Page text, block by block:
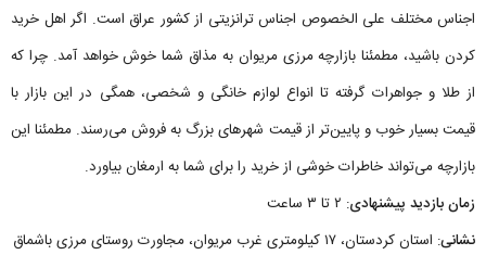
اجناس مختلف علی الخصوص اجناس ترانزیتی از کشور عراق است. اگر اهل خرید
کردن باشید، مطمئنا بازارچه مرزی مریوان به مذاق شما خوش خواهد آمد. چرا که
از طلا و جواهرات گرفته تا انواع لوازم خانگی و شخصی، همگی در این بازار با
قیمت بسیار خوب و پایین‌تر از قیمت شهرهای بزرگ به فروش می‌رسند. مطمئنا این
بازارچه می‌تواند خاطرات خوشی از خرید را برای شما به ارمغان بیاورد.
زمان بازدید پیشنهادی: ۲ تا ۳ ساعت
نشانی: استان کردستان، ۱۷ کیلومتری غرب مریوان، مجاورت روستای مرزی باشماق